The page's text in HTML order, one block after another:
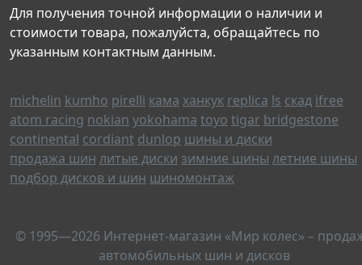
Для получения точной информации о наличии и
стоимости товара, пожалуйста, обращайтесь по
указанным контактным данным.
michelin kumho pirelli кама ханкук replica ls скад ifree
atom racing nokian yokohama toyo tigar bridgestone
continental cordiant dunlop шины и диски
продажа шин литые диски зимние шины летние шины
подбор дисков и шин шиномонтаж
© 1995—2026 Интернет-магазин «Мир колес» –
автомобильных шин и дисков